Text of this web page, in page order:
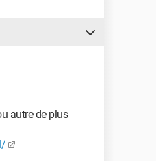
autre de plus